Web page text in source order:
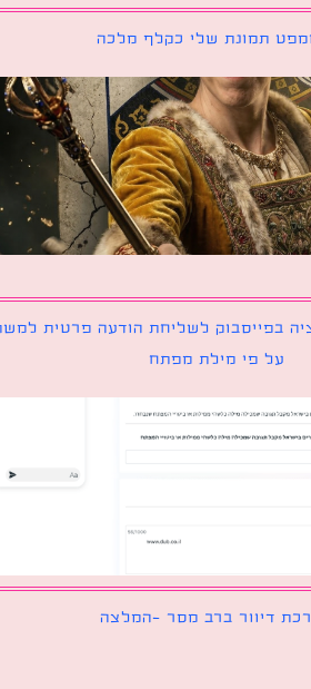
שלי כקלף מלכה
לשליחת הודעה פרטית למשתמש
פי מילת מפתח
ברב מסר -המלצה